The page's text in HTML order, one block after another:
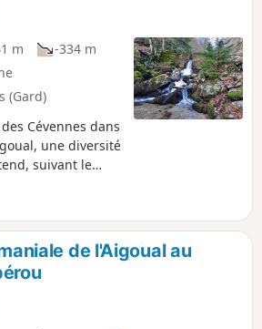
m
-334 m
(Gard)
Cévennes dans
une diversité
suivant le
des
des
d'orgue, par
s'étendant jusqu'à
du pont au-
La
des PR®
de l'Aigoual au